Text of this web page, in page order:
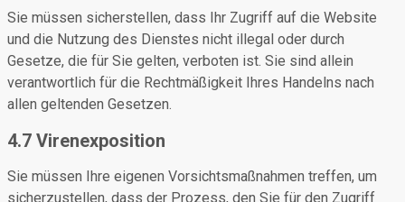
Sie müssen sicherstellen, dass Ihr Zugriff auf die Website
und die Nutzung des Dienstes nicht illegal oder durch
Gesetze, die für Sie gelten, verboten ist. Sie sind allein
verantwortlich für die Rechtmäßigkeit Ihres Handelns nach
allen geltenden Gesetzen.
4.7 Virenexposition
Sie müssen Ihre eigenen Vorsichtsmaßnahmen treffen, um
sicherzustellen, dass der Prozess, den Sie für den Zugriff